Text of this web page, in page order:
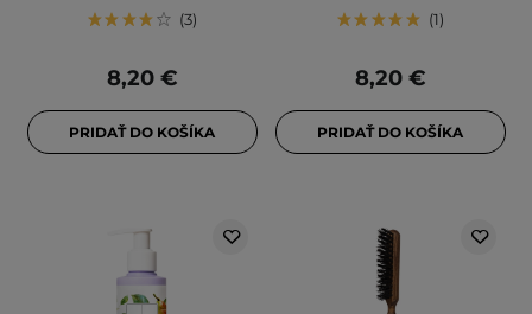
3
8,20 €
PRIDAŤ DO KOŠÍKA
1
8,20 €
PRIDAŤ DO KOŠÍKA